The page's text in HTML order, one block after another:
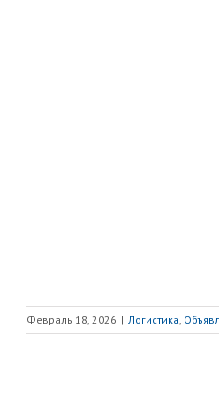
Февраль 18, 2026 | Логистика